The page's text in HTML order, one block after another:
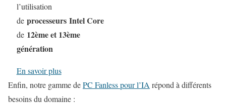
l’utilisation
de processeurs Intel Core
de 12ème et 13ème
génération
En savoir plus
Enfin, notre gamme dePC Fanless pour l’IA répond à différents
besoins du domaine :